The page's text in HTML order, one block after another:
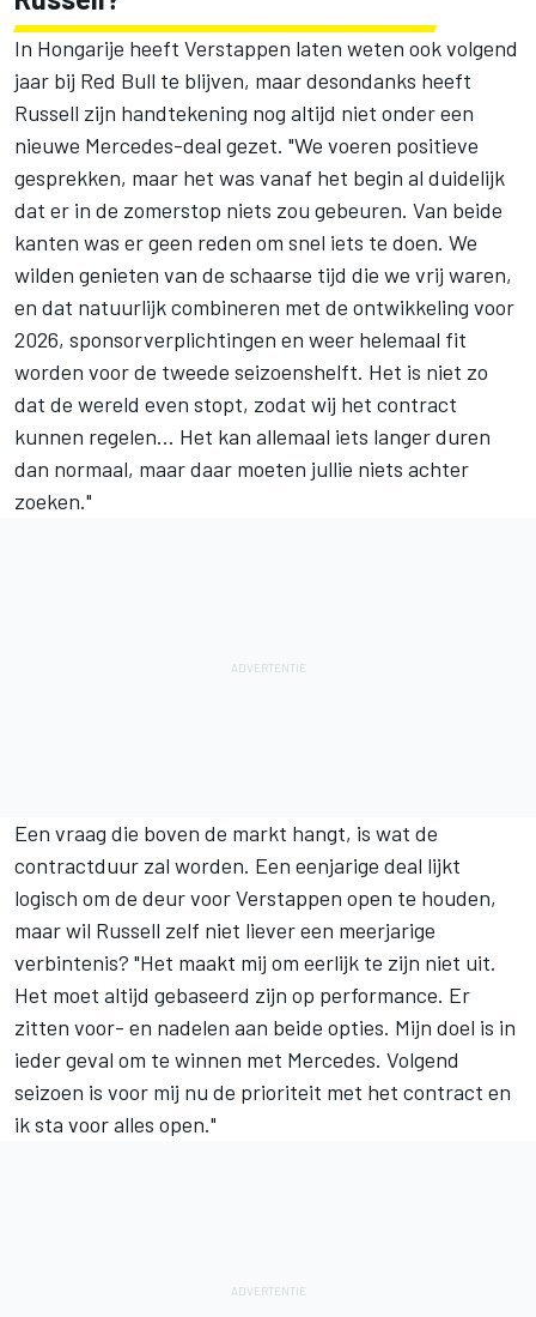
In Hongarije heeft Verstappen laten weten ook volgend
jaar bij Red Bull te blijven, maar desondanks heeft
Russell zijn handtekening nog altijd niet onder een
nieuwe Mercedes-deal gezet. "We voeren positieve
gesprekken, maar het was vanaf het begin al duidelijk
dat er in de zomerstop niets zou gebeuren. Van beide
kanten was er geen reden om snel iets te doen. We
wilden genieten van de schaarse tijd die we vrij waren,
en dat natuurlijk combineren met de ontwikkeling voor
2026, sponsorverplichtingen en weer helemaal fit
worden voor de tweede seizoenshelft. Het is niet zo
dat de wereld even stopt, zodat wij het contract
kunnen regelen... Het kan allemaal iets langer duren
dan normaal, maar daar moeten jullie niets achter
zoeken."
Een vraag die boven de markt hangt, is wat de
contractduur zal worden. Een eenjarige deal lijkt
logisch om de deur voor Verstappen open te houden,
maar wil Russell zelf niet liever een meerjarige
verbintenis? "Het maakt mij om eerlijk te zijn niet uit.
Het moet altijd gebaseerd zijn op performance. Er
zitten voor- en nadelen aan beide opties. Mijn doel is in
ieder geval om te winnen met Mercedes. Volgend
seizoen is voor mij nu de prioriteit met het contract en
ik sta voor alles open."